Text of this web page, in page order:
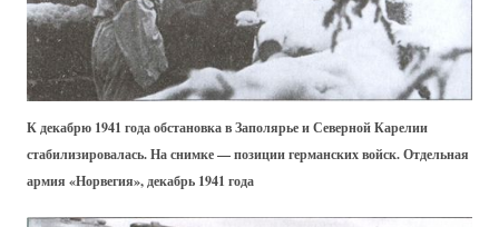
К декабрю 1941 года обстановка в Заполярье и Северной Карелии
стабилизировалась. На снимке — позиции германских войск. Отдельная
армия «Норвегия», декабрь 1941 года